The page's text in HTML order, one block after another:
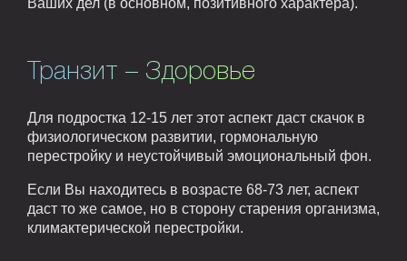
Транзит – Здоровье
Для подростка 12-15 лет этот аспект даст скачок в
физиологическом развитии, гормональную
перестройку и неустойчивый эмоциональный фон.
Если Вы находитесь в возрасте 68-73 лет, аспект
даст то же самое, но в сторону старения организма,
климактерической перестройки.